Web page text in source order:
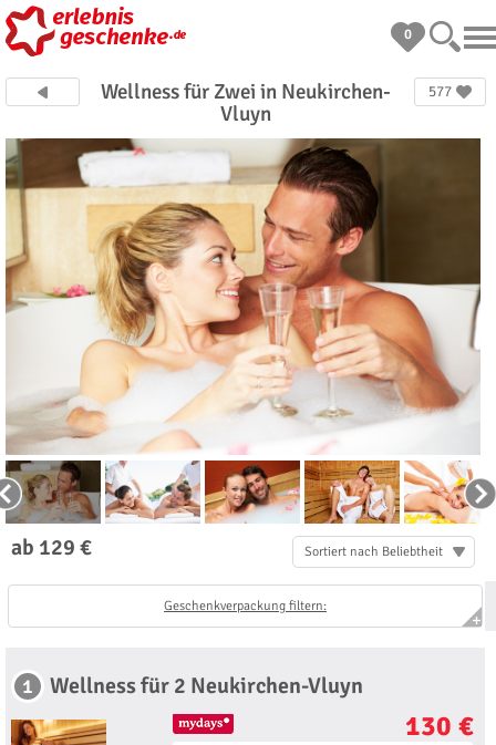
0
Wellness für Zwei in Neukirchen-
Vluyn
577
ab 129 € Sortiert nach Beliebtheit
Geschenkverpackung filtern:
1 Wellness für 2 Neukirchen-Vluyn
130 €